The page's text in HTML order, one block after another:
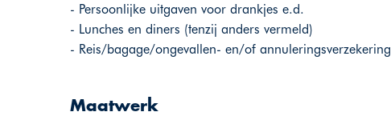
- Persoonlijke uitgaven voor drankjes e.d.
- Lunches en diners (tenzij anders vermeld)
- Reis/bagage/ongevallen- en/of annuleringsverzekering
Maatwerk